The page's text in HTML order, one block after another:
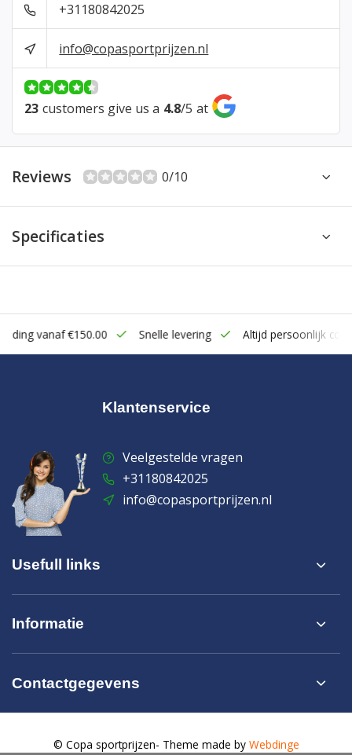
+31180842025
info@copasportprijzen.nl
23 customers give us a 4.8/5 at
Reviews 0/10
Specificaties
vanaf €150.00 Snelle levering Altijd persoonlijk
Klantenservice
Veelgestelde vragen
+31180842025
info@copasportprijzen.nl
Usefull links
Informatie
Contactgegevens
© Copa sportprijzen- Theme made by Webdinge